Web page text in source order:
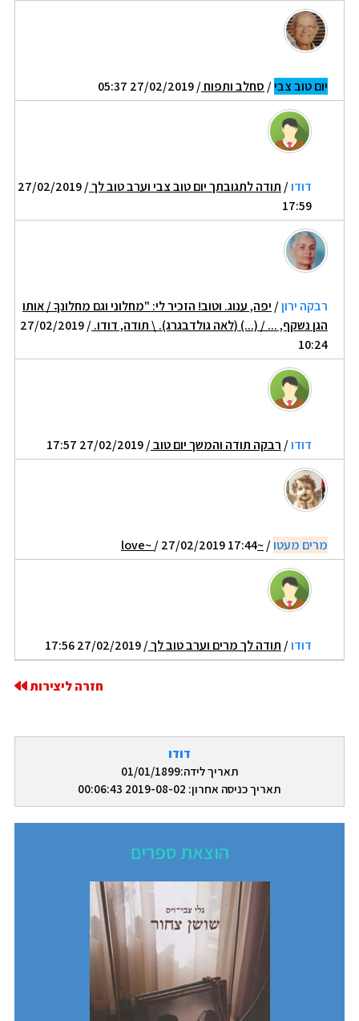
דודו
תאריך לידה:01/01/1899
תאריך כניסה אחרון: 2019-08-02 00:06:43
הוצאת ספרים
יום טוב צבי/ סחלב ותפוח/ 27/02/2019 05:37
דודו/ תודה לתגובתך יום טוב צבי וערב טוב לך / 27/02/2019
17:59
רבקה ירון/ יפה, ענוג. וטוב! הזכיר לי: "מחלוני וגם מחלונךָ / אותו
הגן נשקף, ... / (...) (לאה גולדבגרג). \ תודה, דודו.
/ 27/02/2019
10:24
דודו/ רבקה תודה והמשך יום טוב/ 27/02/2019 17:57
מרים מעטו/
~love~
/ 27/02/2019 17:44
דודו/ תודה לך מרים וערב טוב לך/ 27/02/2019 17:56
חזרה ליצירות